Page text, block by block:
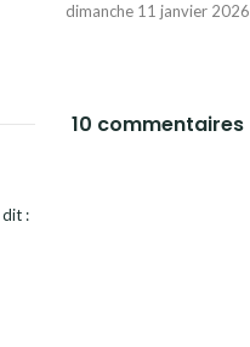
dimanche 11 janvier 2026
10 commentaires
dit :